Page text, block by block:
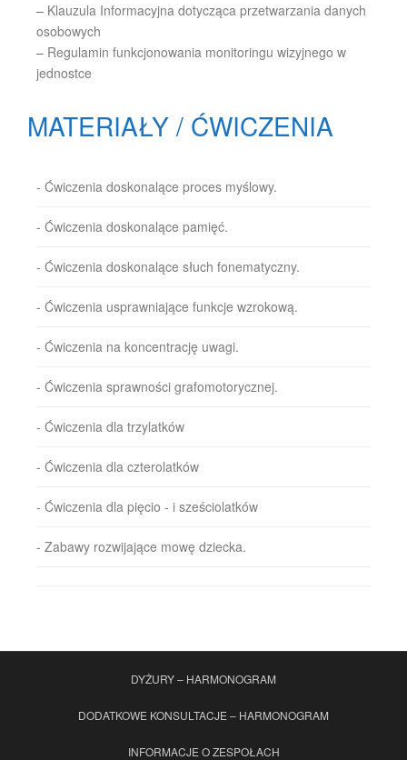
– Klauzula Informacyjna dotycząca przetwarzania danych
osobowych
– Regulamin funkcjonowania monitoringu wizyjnego w
jednostce
MATERIAŁY / ĆWICZENIA
- Ćwiczenia doskonalące proces myślowy.
- Ćwiczenia doskonalące pamięć.
- Ćwiczenia doskonalące słuch fonematyczny.
- Ćwiczenia usprawniające funkcje wzrokową.
- Ćwiczenia na koncentrację uwagi.
- Ćwiczenia sprawności grafomotorycznej.
- Ćwiczenia dla trzylatków
- Ćwiczenia dla czterolatków
- Ćwiczenia dla pięcio - i sześciolatków
- Zabawy rozwijające mowę dziecka.
DYŻURY – HARMONOGRAM
DODATKOWE KONSULTACJE – HARMONOGRAM
INFORMACJE O ZESPOŁACH